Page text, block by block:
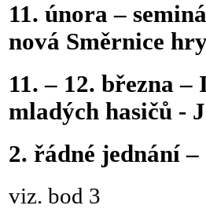
11. února –
nová Směrnice
11. – 12. března
mladých hasičů -
2. řádné jednání
viz. bod 3